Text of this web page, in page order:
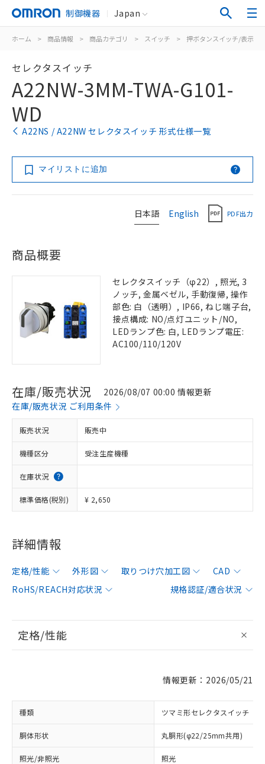
制御機器 Japan
ホーム > 商品情報 > 商品カテゴリ > スイッチ > 押ボタンスイッチ/表示灯
セレクタスイッチ
A22NW-3MM-TWA-G101-
WD
A22NS / A22NW セレクタスイッチ 形式仕様一覧
マイリストに追加
日本語 English PDF出力
商品概要
セレクタスイッチ（φ22）, 照光, 3
ノッチ, 金属ベゼル, 手動復帰, 操作
部色: 白（透明）, IP66, ねじ端子台,
接点構成: NO/点灯ユニット/NO,
LEDランプ色: 白, LEDランプ電圧:
AC100/110/120V
在庫/販売状況
2026/08/07 00:00 情報更新
在庫/販売状況 ご利用条件
販売状況 販売中
機種区分 受注生産機種
在庫状況
標準価格(税別) ¥ 2,650
詳細情報
定格/性能 外形図 取りつけ穴加工図
CAD
RoHS/REACH対応状況
規格認証/適合状況
定格/性能
情報更新：2026/05/21
種類 ツマミ形セレクタスイッチ
胴体形状 丸胴形(φ22/25mm共用)
照光/非照光 照光